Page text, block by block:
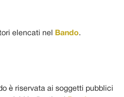
elencati nel Bando.
è riservata ai soggetti pubblici